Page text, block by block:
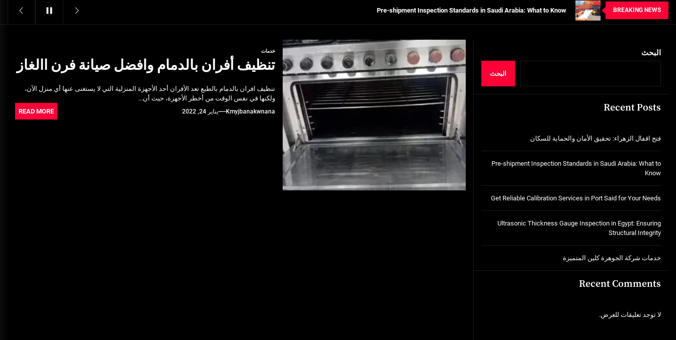
فتح اقفال الزهراء: تحقيق الأمان
والحماية للسكان
BREAKING NEWS
Get Reliable Calibration Services in Port Said for Your Needs
فتح اقفال الزهراء: تحقيق الأمان والحماية للسكان
Pre-shipment Inspection Standards in Saudi Arabia: What to Know
Get Reliable Calibration Services in Port Said for Your Needs
Ultrasonic Thickness Gauge Inspection in Egypt: Ensuring Structural Integrity
خدمات
تنظيف أفران بالدمام وافضل صيانة فرن االغاز
تنظيف افران بالدمام بالطبع تعد الأفران أحد الأجهزة المنزلية التي لا يستغنى عنها أي منزل الآن،
ولكنها في نفس الوقت من أخطر الأجهزة، حيث أن...
Kmyjbanakwnana يناير 24, 2022 READ MORE
البحث
البحث
Recent Posts
فتح اقفال الزهراء: تحقيق الأمان والحماية للسكان
Pre-shipment Inspection Standards in Saudi Arabia: What to
Know
Get Reliable Calibration Services in Port Said for Your Needs
Ultrasonic Thickness Gauge Inspection in Egypt: Ensuring
Structural Integrity
خدمات شركة الجوهرة كلين المتميزة
Recent Comments
لا توجد تعليقات للعرض.